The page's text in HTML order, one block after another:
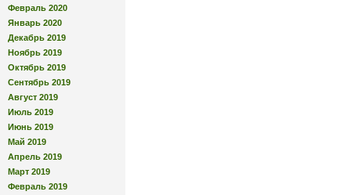
Февраль 2020
Январь 2020
Декабрь 2019
Ноябрь 2019
Октябрь 2019
Сентябрь 2019
Август 2019
Июль 2019
Июнь 2019
Май 2019
Апрель 2019
Март 2019
Февраль 2019